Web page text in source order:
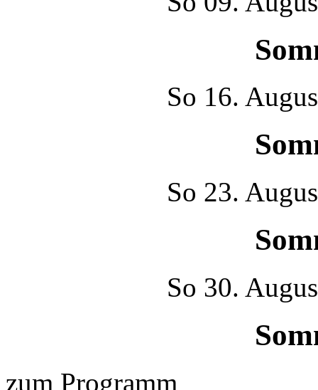
So 16.
So 23.
So 30.
zum Programm